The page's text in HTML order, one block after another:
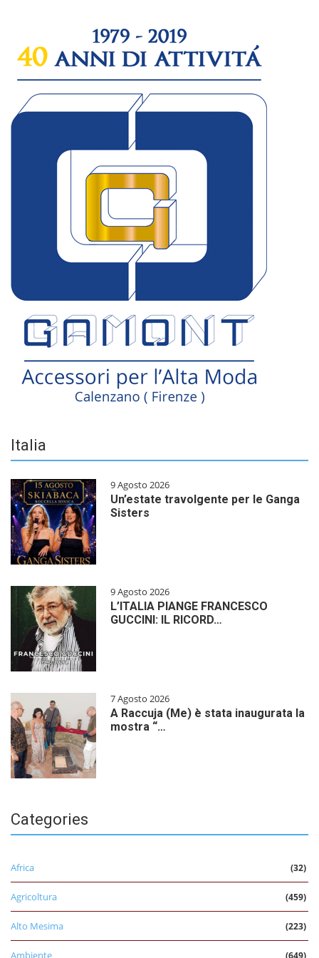
Italia
9 Agosto 2026
Un’estate travolgente per le Ganga
Sisters
9 Agosto 2026
L’ITALIA PIANGE FRANCESCO
GUCCINI: IL RICORD…
7 Agosto 2026
A Raccuja (Me) è stata inaugurata la
mostra “…
Categories
Africa (32)
Agricoltura (459)
Alto Mesima (223)
Ambiente